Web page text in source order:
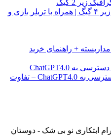
۱۰ بازی پیشنهادی برای رم زیر ۴ گیگ | همراه با تریلر بازی و
GPT-4 معرفی شد، نحوه دسترسی به ChatGPT4.0 – تفاوت
ابتکاری نو بی شک - دوستان